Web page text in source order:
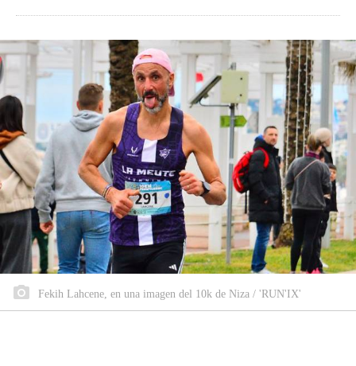
Fekih Lahcene, en una imagen del 10k de Niza / 'RUN'IX'